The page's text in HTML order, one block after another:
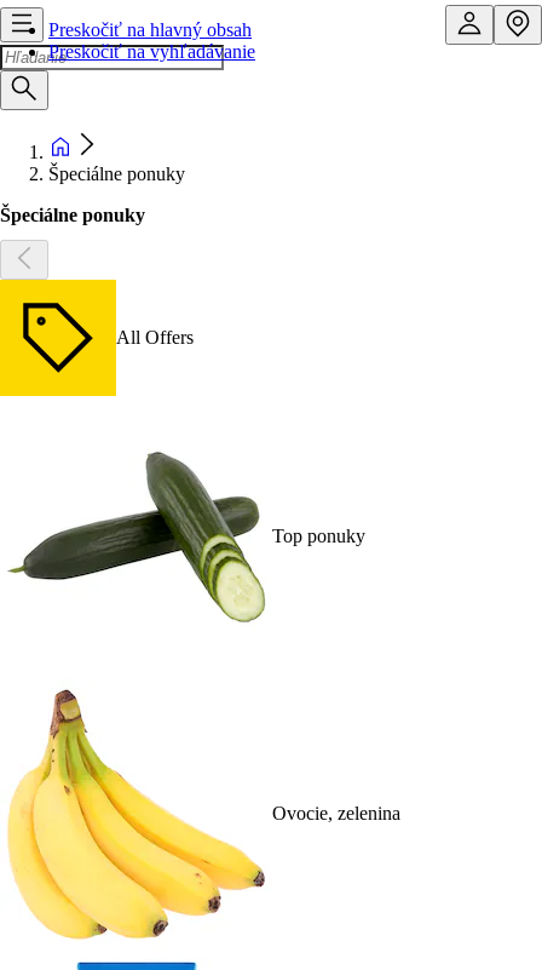
Preskočiť na hlavný obsah
Preskočiť na vyhľadávanie
Špeciálne ponuky
Špeciálne ponuky
All Offers
Top ponuky
Ovocie, zelenina